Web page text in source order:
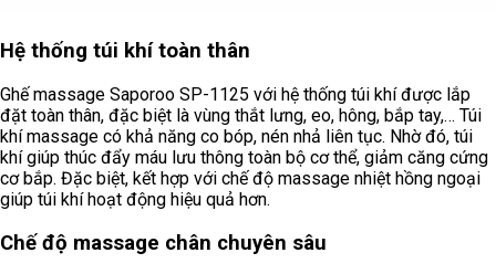
Hệ thống túi khí toàn thân
Ghế massage Saporoo SP-1125 với hệ thống túi khí được lắp
đặt toàn thân, đặc biệt là vùng thắt lưng, eo, hông, bắp tay,… Túi
khí massage có khả năng co bóp, nén nhả liên tục. Nhờ đó, túi
khí giúp thúc đẩy máu lưu thông toàn bộ cơ thể, giảm căng cứng
cơ bắp. Đặc biệt, kết hợp với chế độ massage nhiệt hồng ngoại
giúp túi khí hoạt động hiệu quả hơn.
Chế độ massage chân chuyên sâu